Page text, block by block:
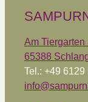
Am Tiergarten
65388
Tel.: +49 6129